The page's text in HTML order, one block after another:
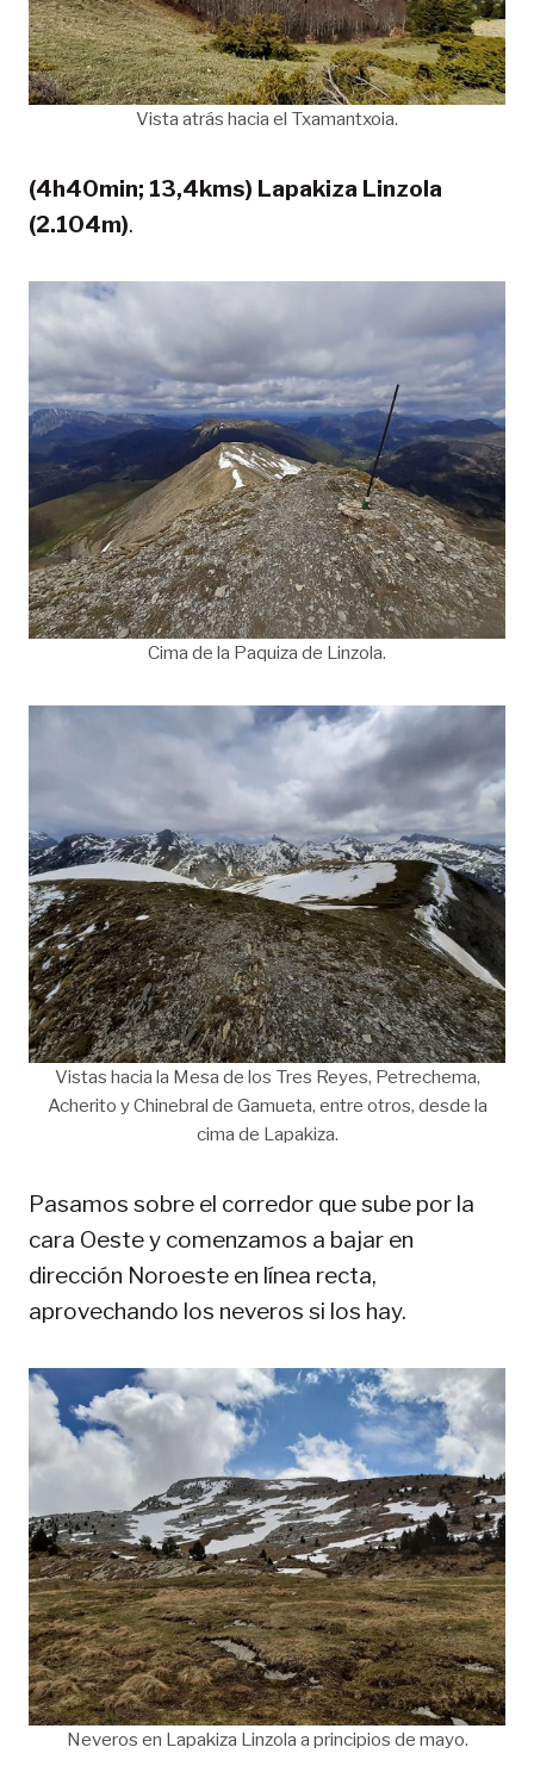
Vista atrás hacia el Txamantxoia.
(4h40min; 13,4kms) Lapakiza Linzola
(2.104m).
Cima de la Paquiza de Linzola.
Vistas hacia la Mesa de los Tres Reyes, Petrechema,
Acherito y Chinebral de Gamueta, entre otros, desde la
cima de Lapakiza.
Pasamos sobre el corredor que sube por la
cara Oeste y comenzamos a bajar en
dirección Noroeste en línea recta,
aprovechando los neveros si los hay.
Neveros en Lapakiza Linzola a principios de mayo.